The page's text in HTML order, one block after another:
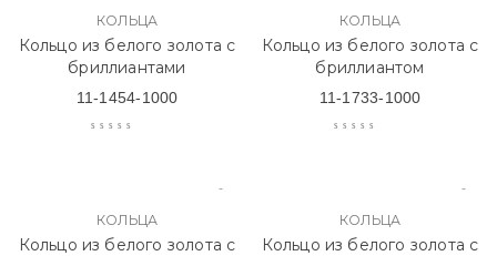
КОЛЬЦА
Кольцо из белого золота с
бриллиантами
11-1454-1000
КОЛЬЦА
Кольцо из белого золота с
бриллиантом
11-1733-1000
КОЛЬЦА
Кольцо из белого золота с
КОЛЬЦА
Кольцо из белого золота с